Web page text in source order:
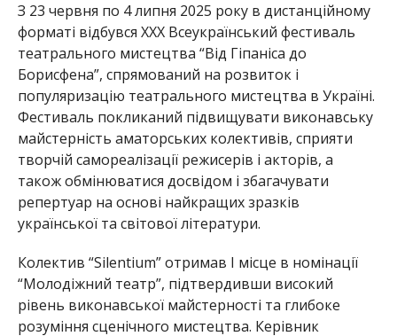
З 23 червня по 4 липня 2025 року в дистанційному
форматі відбувся ХХХ Всеукраїнський фестиваль
театрального мистецтва “Від Гіпаніса до
Борисфена”, спрямований на розвиток і
популяризацію театрального мистецтва в Україні.
Фестиваль покликаний підвищувати виконавську
майстерність аматорських колективів, сприяти
творчій самореалізації режисерів і акторів, а
також обмінюватися досвідом і збагачувати
репертуар на основі найкращих зразків
української та світової літератури.
Колектив “Silentium” отримав І місце в номінації
“Молодіжний театр”, підтвердивши високий
рівень виконавської майстерності та глибоке
розуміння сценічного мистецтва. Керівник